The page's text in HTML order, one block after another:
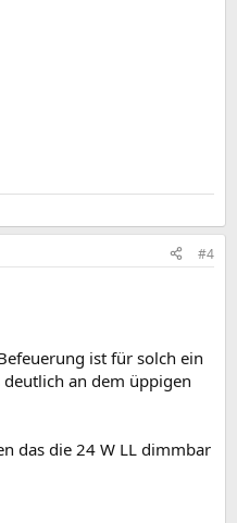
#4
ist für solch ein
an dem üppigen
das die 24 W LL dimmbar